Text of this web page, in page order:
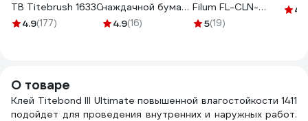
TB Titebrush 16330
4.9(177)
наждачной бумаги
140x115мм Gigant
4.9(16)
Filum FL-CLN-
STIKER400, 00-
5(19)
4.5
О товаре
Клей Titebond III Ultimate повышенной влагостойкости 1411
подойдет для проведения внутренних и наружных работ.